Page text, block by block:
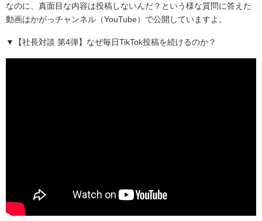
なのに、真面目な内容は投稿しないんだ？という様な質問に答えた
動画はかがっチャンネル（YouTube）で公開していますよ。
▼【社長対談 第4弾】なぜ毎日TikTok投稿を続けるのか？